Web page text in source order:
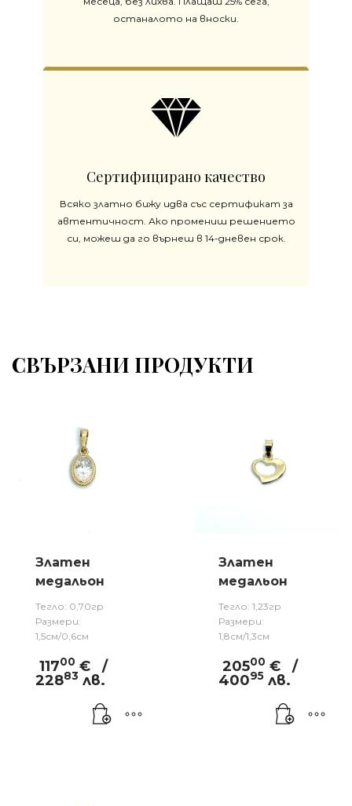
останалото на вноски.
Сертифицирано качество
Всяко златно бижу идва със сертификат за
автентичност. Ако промениш решението
си, можеш да го върнеш в 14-дневен срок.
СВЪРЗАНИ ПРОДУКТИ
Златен
медальон
Тегло: 0,70гр
Размери:
1,5см/0,6см
11700 €
/
22883 лв.
Златен
медальон
Тегло: 1,23гр
Размери:
1,8см/1,3см
20500 €
/
40095лв.